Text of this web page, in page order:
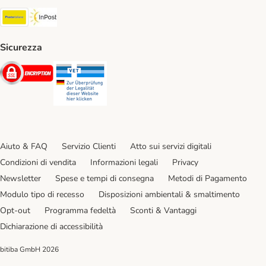
Poste Italiane. Shipping Method
Sicurezza
Security
Aiuto & FAQ Servizio Clienti
Atto sui servizi digitali
Condizioni di vendita
Informazioni legali
Privacy
Newsletter
Spese e tempi di consegna
Metodi di Pagamento
Modulo tipo di recesso
Disposizioni ambientali & smaltimento
Opt-out
Programma fedeltà
Sconti & Vantaggi
Dichiarazione di accessibilità
bitiba GmbH 2026